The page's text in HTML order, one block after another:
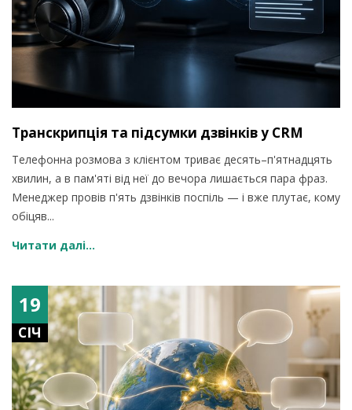
Транскрипція та підсумки дзвінків у CRM
Телефонна розмова з клієнтом триває десять–п'ятнадцять
хвилин, а в пам'яті від неї до вечора лишається пара фраз.
Менеджер провів п'ять дзвінків поспіль — і вже плутає, кому
обіцяв...
Читати далі...
19
СІЧ